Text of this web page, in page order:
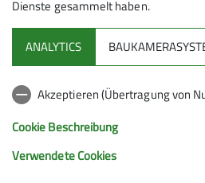
DAV Infos zu Bergsport allgemein
Deutscher Alpenverein (DAV) Friedrichshafen e.V.
Dienste gesammelt haben.
ANALYTICS
Akzeptieren (Übertragung von
Cookie Beschreibung
Verwendete Cookies